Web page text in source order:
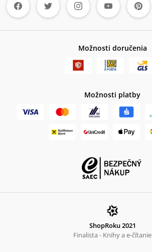
Možnosti doručenia
Možnosti platby
ShopRoku 2021
Finalista - Knihy a e-čítanie